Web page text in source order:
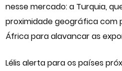
nesse mercado: a Turquia,
proximidade geográfica com
África para alavancar as
Lélis alerta para os países